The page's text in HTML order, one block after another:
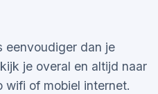
eenvoudiger dan je
je overal en altijd naar
of mobiel internet.